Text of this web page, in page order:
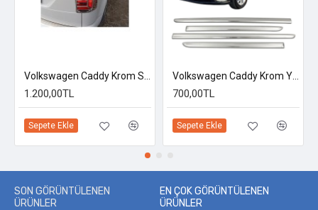
1.200,00TL
Sepete Ekle
700,00TL
Sepete Ekle
SON GÖRÜNTÜLENEN
ÜRÜNLER
EN ÇOK GÖRÜNTÜLENEN
ÜRÜNLER